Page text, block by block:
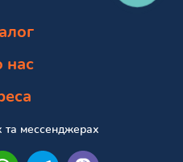
нас
мессенджерах